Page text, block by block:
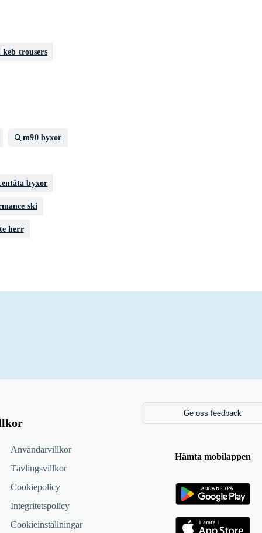
trousers
m90 byxor
byxor
ski
herr
Användarvillkor
Tävlingsvillkor
Cookiepolicy
Integritetspolicy
Cookieinställningar
Ge oss feedback
Hämta mobilappen